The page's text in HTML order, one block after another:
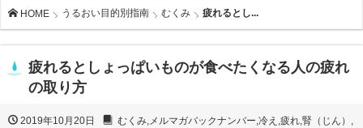
HOME うるおい目的別指南 むくみ 疲れるとし...
疲れるとしょっぱいものが食べたくなる人の疲れ
の取り方
2019年10月20日 むくみ,メルマガバックナンバー,冷え ,疲れ,腎（じん） ,